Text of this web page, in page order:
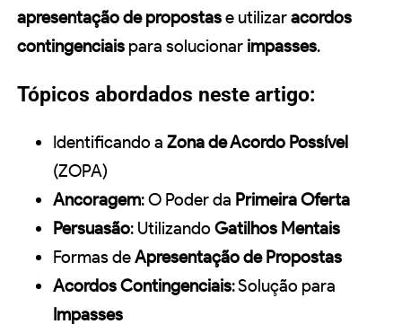
apresentação de propostase utilizaracordos
contingenciais para solucionar impasses.
Tópicos abordados neste artigo:
Identificando a Zona de Acordo Possível
(ZOPA)
Ancoragem: O Poder da Primeira Oferta
Persuasão: Utilizando Gatilhos Mentais
Formas deApresentação de Propostas
Acordos Contingenciais: Solução para
Impasses